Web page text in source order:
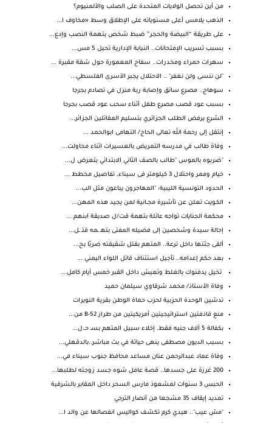
من أين تحصل الولايات المتحدة على الصلب والألمنيوم؟
الذهب يلامس أعلى مستوياته على الإطلاق وسط «مخاوف ا...
على طريقة “البيضة والحجر” ضبط شخص بتهمة النصب وإدع...
بسبب تسريب الإمتحانات.. النيابة الإدارية تحيل 5 مس...
سهرات حمراء ومخدرات.. سفاح المعمورة حول شقة مقبرة ...
"لن ننسى ولن نغفر" .. الاحتلال يجبر الأسرى الفلسطي...
سوهاج.. مصرع سائق وإصابة ربة منزل في تصادم بجرجا
بسبب عود قصب مصرع طفل أثناء سحب عود قصب بجرجا
الشرع يرفض الطلب الجزائري بتسليم المقاتلين الجزائر...
إنتقل إلى رحمة الله تعالى الحاج/ التهامى ابوالحمد ...
وفاة طالب في مدرسه التمريض بالعسيرات اثناء محاولت...
"ضربوه بالموس "طالب بالصف الثاني الابتدائي يتعرض ل...
خيام وممر واحتلال 3 كيلومتر فى سيناء، تفاصيل مخطط ...
الحدود التونسية الليبية: "المهاجرون يباعون مثل الب...
الكـويت تعلن عن تأشيرة مجــانية لمن يجيد هذه المهن...
محكمة الجنايات تواجه عائلة بتهمة قت/ل صديقة ابنهم ...
إحالة سيدة وشخصين إلى فضيله المفتى بتهـ ـمه قتـ ـل...
ألقى جثتها داخل ترعة.. المتهم بقتل شقيقته ضربًا بح...
بعد حكم إعدامه.. تأجيل استئناف قاتل اللواء اليمني ...
تخيل يدفنوك بالغلط وتعيش داخل القبر خمس أيام كامل...
وفاة الأستاذ/ محمد شرقاوي سيلمان حميد
تدشين الوحدة الحزبية لحزب حماة الوطن بقرية النويرات
منع قاذفتين استراتيجيتين أمريكيتين من طراز B-52 من...
بكفالة 5 آلاف جنيه فقط. إخلاء سبيل المتهم بسـ حـ.ل...
بسبب الديون مصطفى ينهى حياتة في بث مباشر..بالدقهلي...
وفاة عماد عبدالرحمن عنان مساعد محافظ جنوب سيناء في...
200 غرزة على جسدها.. قصة عامل شوه جسد زوجته لطلبها...
الحبس 3 سنوات لمشعوذ مارس السحر داخل المقابر بالشرقية
تمديد إيقاف 35 مشجعا من أنصار الترجي
"مش عيب".. هيدي كرم تكشف كواليس انفصالها عن والد ا...